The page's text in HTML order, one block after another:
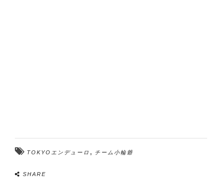
TOKYOエンデューロ , チーム小輪爺
SHARE